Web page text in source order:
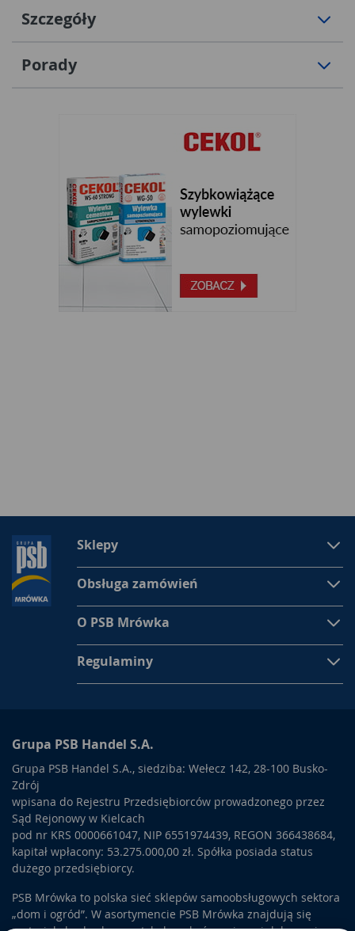
Szczegóły
Porady
Sklepy
Obsługa zamówień
O PSB Mrówka
Regulaminy
Grupa PSB Handel S.A.
Grupa PSB Handel S.A., siedziba: Wełecz 142, 28-100 Busko-
Zdrój
wpisana do Rejestru Przedsiębiorców prowadzonego przez
Sąd Rejonowy w Kielcach
pod nr KRS 0000661047, NIP 6551974439, REGON 366438684,
kapitał wpłacony: 53.275.000,00 zł. Spółka posiada status
dużego przedsiębiorcy.
PSB Mrówka to polska sieć sklepów samoobsługowych sektora
„dom i ogród”. W asortymencie PSB Mrówka znajdują się